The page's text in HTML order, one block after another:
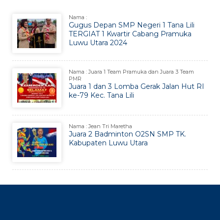
Nama :
Gugus Depan SMP Negeri 1 Tana Lili
TERGIAT 1 Kwartir Cabang Pramuka
Luwu Utara 2024
Nama : Juara 1 Team Pramuka dan Juara 3 Team
PMR
Juara 1 dan 3 Lomba Gerak Jalan Hut RI
ke-79 Kec. Tana Lili
Nama : Jean Tri Maretha
Juara 2 Badminton O2SN SMP TK.
Kabupaten Luwu Utara